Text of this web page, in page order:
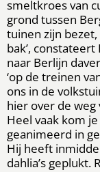
smeltkroes van
grond tussen
tuinen zijn bezet,
bak’,
naar Berlijn
‘op de treinen
ons in de
hier over de weg
Heel vaak kom
geanimeerd in
Hij heeft
dahlia’s geplukt.